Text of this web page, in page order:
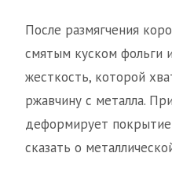
После размягчения
смятым куском фольги
жесткость, которой
ржавчину с металла.
деформирует
сказать о